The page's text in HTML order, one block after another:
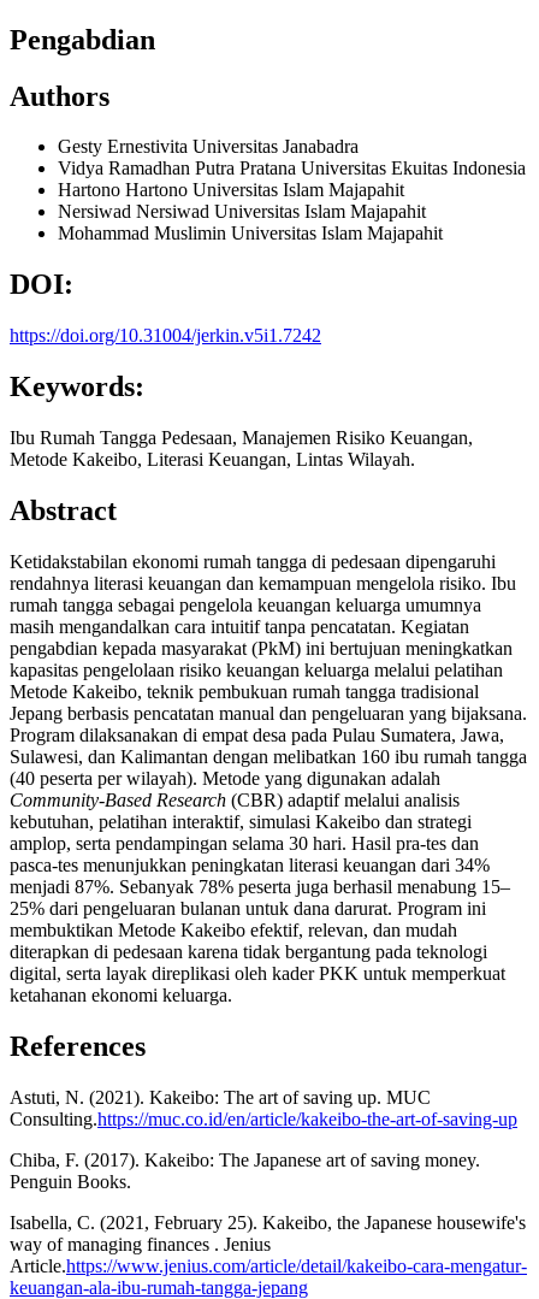
Pengabdian
Authors
Gesty Ernestivita Universitas Janabadra
Vidya Ramadhan Putra Pratana Universitas Ekuitas Indonesia
Hartono Hartono Universitas Islam Majapahit
Nersiwad Nersiwad Universitas Islam Majapahit
Mohammad Muslimin Universitas Islam Majapahit
DOI:
https://doi.org/10.31004/jerkin.v5i1.7242
Keywords:
Ibu Rumah Tangga Pedesaan, Manajemen Risiko Keuangan,
Metode Kakeibo, Literasi Keuangan, Lintas Wilayah.
Abstract
Ketidakstabilan ekonomi rumah tangga di pedesaan dipengaruhi
rendahnya literasi keuangan dan kemampuan mengelola risiko. Ibu
rumah tangga sebagai pengelola keuangan keluarga umumnya
masih mengandalkan cara intuitif tanpa pencatatan. Kegiatan
pengabdian kepada masyarakat (PkM) ini bertujuan meningkatkan
kapasitas pengelolaan risiko keuangan keluarga melalui pelatihan
Metode Kakeibo, teknik pembukuan rumah tangga tradisional
Jepang berbasis pencatatan manual dan pengeluaran yang bijaksana.
Program dilaksanakan di empat desa pada Pulau Sumatera, Jawa,
Sulawesi, dan Kalimantan dengan melibatkan 160 ibu rumah tangga
(40 peserta per wilayah). Metode yang digunakan adalah
Community-Based Research (CBR) adaptif melalui analisis
kebutuhan, pelatihan interaktif, simulasi Kakeibo dan strategi
amplop, serta pendampingan selama 30 hari. Hasil pra-tes dan
pasca-tes menunjukkan peningkatan literasi keuangan dari 34%
menjadi 87%. Sebanyak 78% peserta juga berhasil menabung 15–
25% dari pengeluaran bulanan untuk dana darurat. Program ini
membuktikan Metode Kakeibo efektif, relevan, dan mudah
diterapkan di pedesaan karena tidak bergantung pada teknologi
digital, serta layak direplikasi oleh kader PKK untuk memperkuat
ketahanan ekonomi keluarga.
References
Astuti, N. (2021). Kakeibo: The art of saving up. MUC
Consulting.https://muc.co.id/en/article/kakeibo-the-art-of-saving-up
Chiba, F. (2017). Kakeibo: The Japanese art of saving money.
Penguin Books.
Isabella, C. (2021, February 25). Kakeibo, the Japanese housewife's
way of managing finances . Jenius
Article.https://www.jenius.com/article/detail/kakeibo-cara-mengatur-
keuangan-ala-ibu-rumah-tangga-jepang